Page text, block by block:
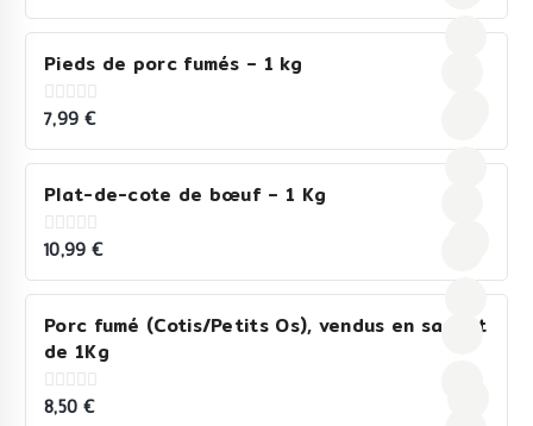
of
5
Pieds de porc fumés – 1 kg
0
of
5
7,99 €
Plat-de-cote de bœuf – 1 Kg
0
of
5
10,99 €
Porc fumé (Cotis/Petits Os), vendus en sachet
de 1Kg
0
8,50 €